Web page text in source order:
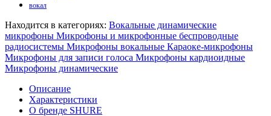
вокал
Находится в категориях: Вокальные динамические
микрофоны Микрофоны и микрофонные беспроводные
радиосистемы Микрофоны вокальные Караоке-микрофоны
Микрофоны для записи голоса Микрофоны кардиоидные
Микрофоны динамические
Описание
Характеристики
О бренде SHURE